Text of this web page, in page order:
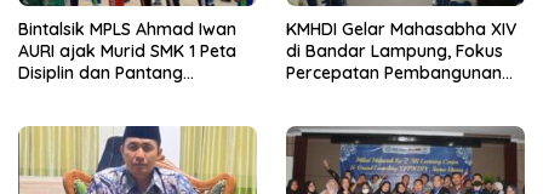
Bintalsik MPLS Ahmad Iwan
AURI ajak Murid SMK 1 Peta
Disiplin dan Pantang
KMHDI Gelar Mahasabha XIV
di Bandar Lampung, Fokus
Percepatan Pembangunan